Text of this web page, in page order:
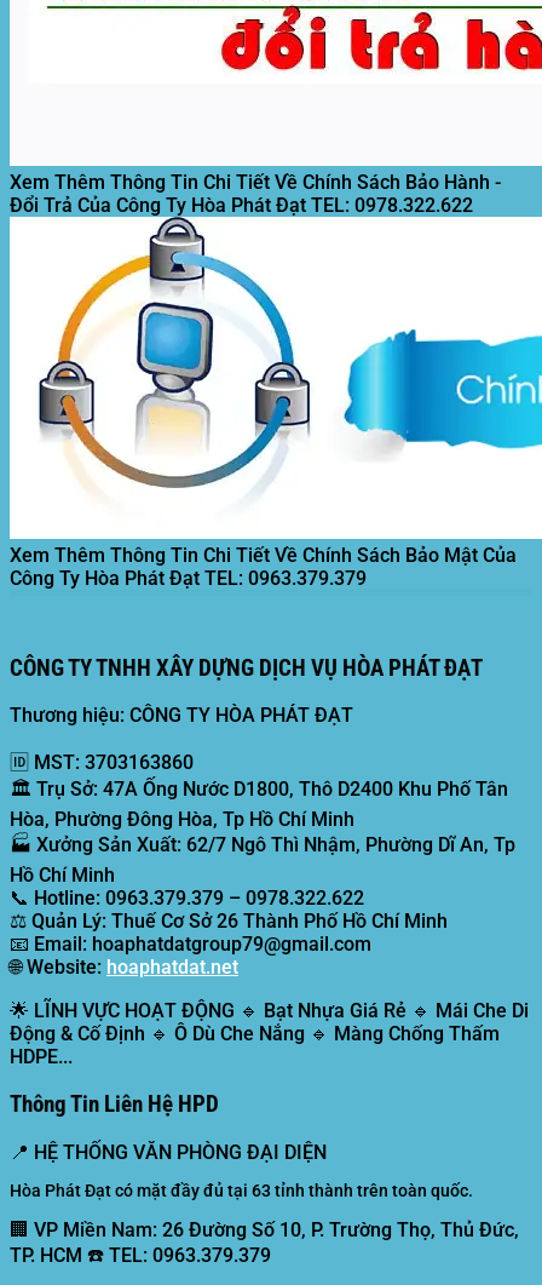
Xem Thêm Thông Tin Chi Tiết Về Chính Sách Bảo Hành -
Đổi Trả Của Công Ty Hòa Phát Đạt TEL: 0978.322.622
Xem Thêm Thông Tin Chi Tiết Về Chính Sách Bảo Mật Của
Công Ty Hòa Phát Đạt TEL: 0963.379.379
CÔNG TY TNHH XÂY DỰNG DỊCH VỤ HÒA PHÁT ĐẠT
Thương hiệu: CÔNG TY HÒA PHÁT ĐẠT
🆔 MST: 3703163860
🏛️ Trụ Sở: 47A Ống Nước D1800, Thô D2400 Khu Phố Tân
Hòa, Phường Đông Hòa, Tp Hồ Chí Minh
🏭 Xưởng Sản Xuất: 62/7 Ngô Thì Nhậm, Phường Dĩ An, Tp
Hồ Chí Minh
📞 Hotline: 0963.379.379 – 0978.322.622
⚖️ Quản Lý: Thuế Cơ Sở 26 Thành Phố Hồ Chí Minh
📧 Email: hoaphatdatgroup79@gmail.com
🌐Website: hoaphatdat.net
🌟 LĨNH VỰC HOẠT ĐỘNG 🔹 Bạt Nhựa Giá Rẻ 🔹 Mái Che Di
Động & Cố Định 🔹 Ô Dù Che Nắng 🔹 Màng Chống Thấm
HDPE...
Thông Tin Liên Hệ HPD
📍 HỆ THỐNG VĂN PHÒNG ĐẠI DIỆN
Hòa Phát Đạt có mặt đầy đủ tại 63 tỉnh thành trên toàn quốc.
🏢 VP Miền Nam: 26 Đường Số 10, P. Trường Thọ, Thủ Đức,
TP. HCM ☎️ TEL: 0963.379.379